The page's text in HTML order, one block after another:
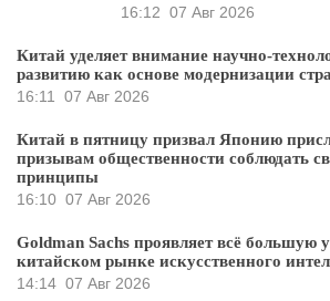
16:12 07 Авг 2026
Китай уделяет внимание научно-
развитию как основе модернизации
16:11
07 Авг 2026
Китай в пятницу призвал Японию
призывам общественности соблюдать
принципы
16:10 07 Авг 2026
Goldman Sachs проявляет всё большую
китайском рынке искусственного
14:14 07 Авг 2026